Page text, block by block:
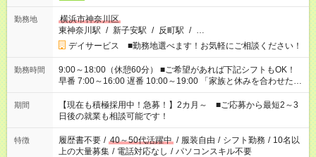
勤務地
横浜市神奈川区
東神奈川駅 / 新子安駅 / 反町駅 / …
デイサービス ■勤務地選べます！お気軽にご相談ください！
勤務時間
9:00～18:00（休憩60分） ■ご希望があれば下記シフトもOK！
早番 7:00～16:00 遅番 10:00～19:00 「家族と休みを合わせた
い」 「余裕を持って夕飯の準備がしたい」 「できれば残業はし
たくない」 など、ご希望を教えてくださいね。 ※Wワーク希望
の方へ 今ご覧のお仕事で希望する勤務時間と、もう1つのお仕事
の勤務時間。 合計で週40時間を超える場合は応募できません。
期間
【現在も積極採用中！急募！】2カ月～ ■ご応募から最短2～3
日後の就業も相談可能です！
特徴 履歴書不要 / 40～50代活躍中 / 服装自由 / シフト勤務 / 10名以
上の大量募集 / 電話対応なし / パソコンスキル不要